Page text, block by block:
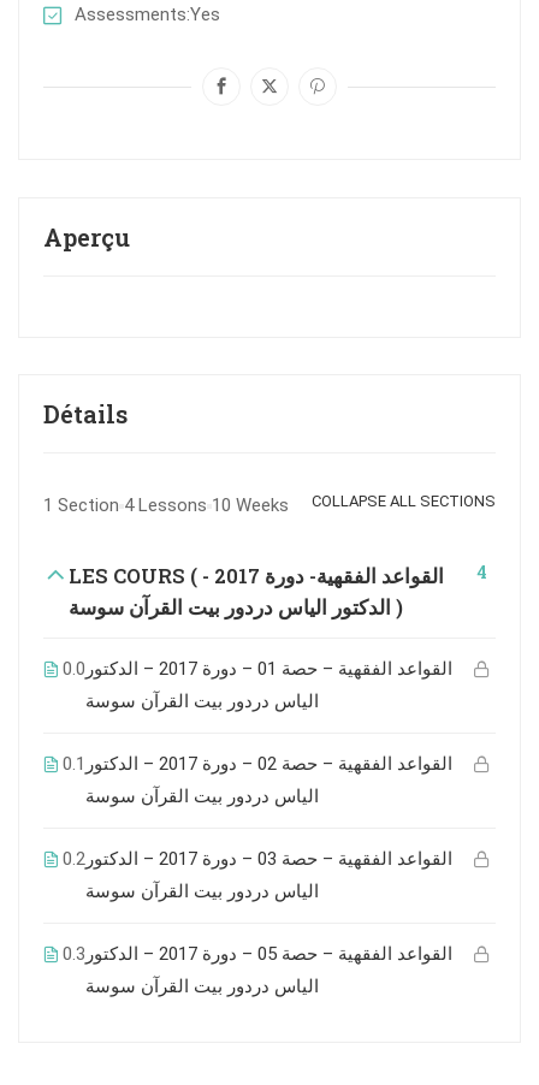
Aperçu
Détails
1 Section 4 Lessons 10 Weeks COLLAPSE ALL SECTIONS
LES COURS ( القواعد الفقهية- دورة 2017 -
الدكتور الياس دردور بيت القرآن سوسة )
4
0.0 القواعد الفقهية – حصة 01 – دورة 2017 – الدكتور
الياس دردور بيت القرآن سوسة
0.1 القواعد الفقهية – حصة 02 – دورة 2017 – الدكتور
الياس دردور بيت القرآن سوسة
0.2 القواعد الفقهية – حصة 03 – دورة 2017 – الدكتور
الياس دردور بيت القرآن سوسة
0.3 القواعد الفقهية – حصة 05 – دورة 2017 – الدكتور
الياس دردور بيت القرآن سوسة
Assessments Yes